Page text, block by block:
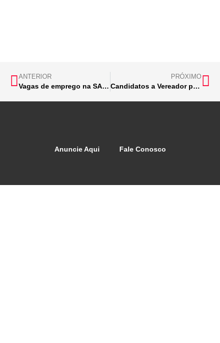
ANTERIOR
Vagas de emprego na SARITUR
PRÓXIMO
Candidatos a Vereador por Monlevade
Anuncie Aqui Fale Conosco